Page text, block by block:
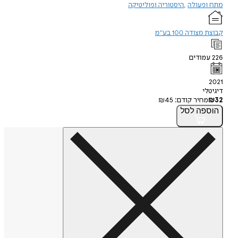
מתח ופעולה היסטוריה ופוליטיקה
קבוצת מצודה 100 בע"מ
226עמודים
2021
דיגיטלי
₪32 מחיר קודם: ₪45
הוספה לסל